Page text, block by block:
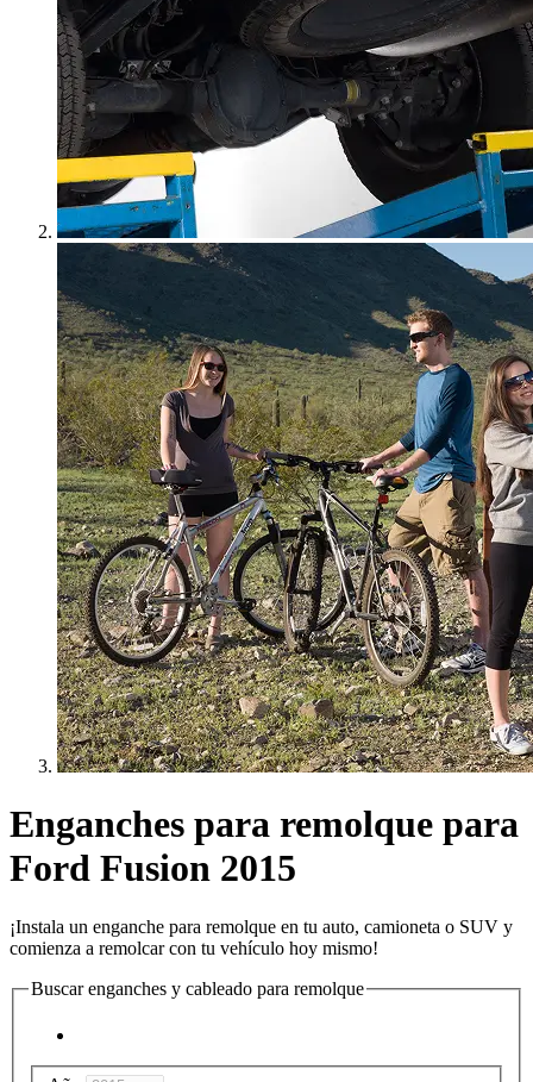
Enganches para remolque para
Ford Fusion 2015
¡Instala un enganche para remolque en tu auto, camioneta o SUV y
comienza a remolcar con tu vehículo hoy mismo!
Buscar enganches y cableado para remolque